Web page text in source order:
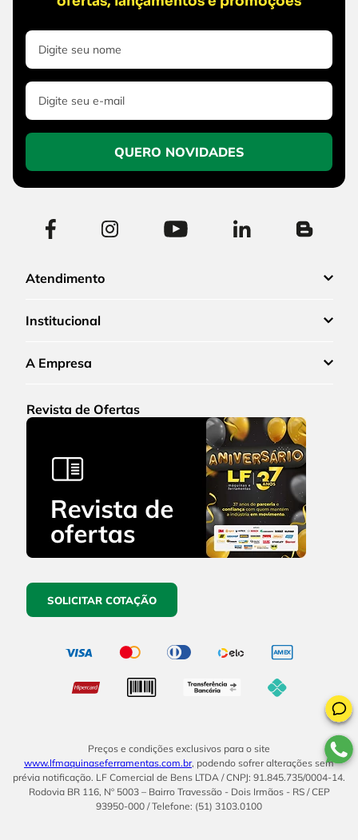
QUERO NOVIDADES
Atendimento
Institucional
A Empresa
Revista de Ofertas
SOLICITAR COTAÇÃO
Preços e condições exclusivos para o site
www.lfmaquinaseferramentas.com.br, podendo sofrer alterações sem
prévia notificação. LF Comercial de Bens LTDA / CNPJ: 91.845.735/0004-14.
Rodovia BR 116, Nº 5003 – Bairro Travessão - Dois Irmãos - RS / CEP
93950-000 / Telefone: (51) 3103.0100